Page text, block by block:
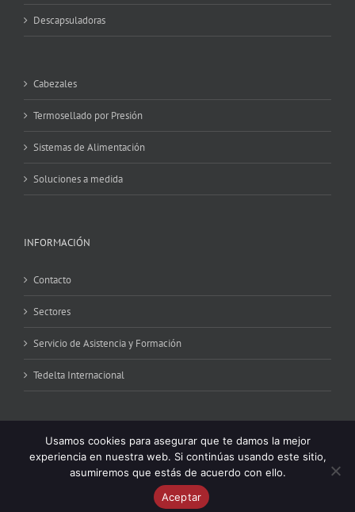
Descapsuladoras
Cabezales
Termosellado por Presión
Sistemas de Alimentación
Soluciones a medida
INFORMACIÓN
Contacto
Sectores
Servicio de Asistencia y Formación
Tedelta Internacional
Copyright 2024 © Tedelta | All Rights Reserved | Powered by
Real Time Business
Usamos cookies para asegurar que te damos la mejor
experiencia en nuestra web. Si continúas usando este sitio,
asumiremos que estás de acuerdo con ello.
Aceptar